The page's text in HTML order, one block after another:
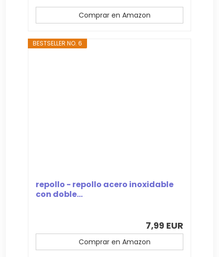
Comprar en Amazon
BESTSELLER NO. 6
repollo - repollo acero inoxidable
con doble...
7,99 EUR
Comprar en Amazon